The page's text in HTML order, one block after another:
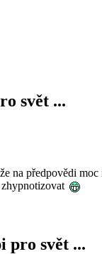
svět ...
na předpovědi
zhypnotizovat
pro svět ...